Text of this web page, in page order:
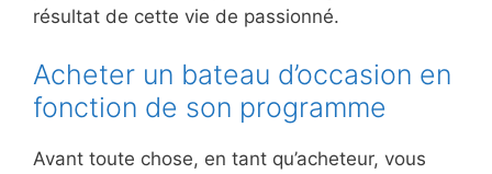
résultat de cette vie de passionné.
Acheter un bateau d’occasion en
fonction de son programme
Avant toute chose, en tant qu’acheteur, vous